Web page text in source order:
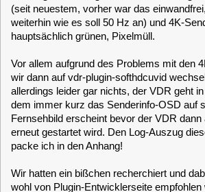
Vor allem aufgrund des Problems mit den 4K-
wir dann auf vdr-plugin-softhdcuvid wechseln. Damit
allerdings leider gar nichts, der VDR geht in einen
dem immer kurz das Senderinfo-OSD auf
erneut gestartet wird. Den Log-Auszug dieses
packe ich in den Anhang!
Wir hatten ein bißchen recherchiert und dabei
wohl von Plugin-Entwicklerseite empfohlen wird vdr-
softhdcuvid mit libplacebo zu kompilieren. Diese
allerdings bei MLD gar nicht installiert. Liegt dort der
begraben oder allgemein gefragt, warum verzichtet
libplacebo?
Außerdem gibt es sehr laute Knackser bei
Audiopassthrough, immer wenn man vom einem